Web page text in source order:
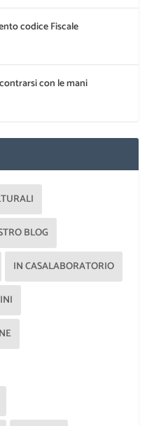
codice Fiscale
con le mani
BLOG
IN CASALABORATORIO